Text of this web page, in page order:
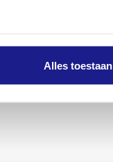
Alles toestaan